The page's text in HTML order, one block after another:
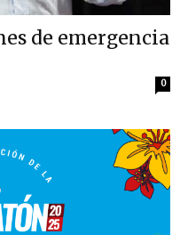
de emergencia
0